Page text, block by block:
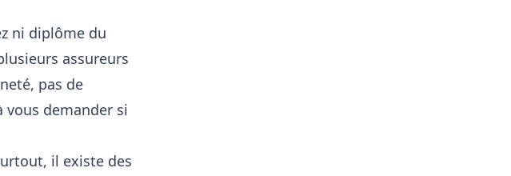
ni diplôme du
assureurs
pas de
demander si
il existe des